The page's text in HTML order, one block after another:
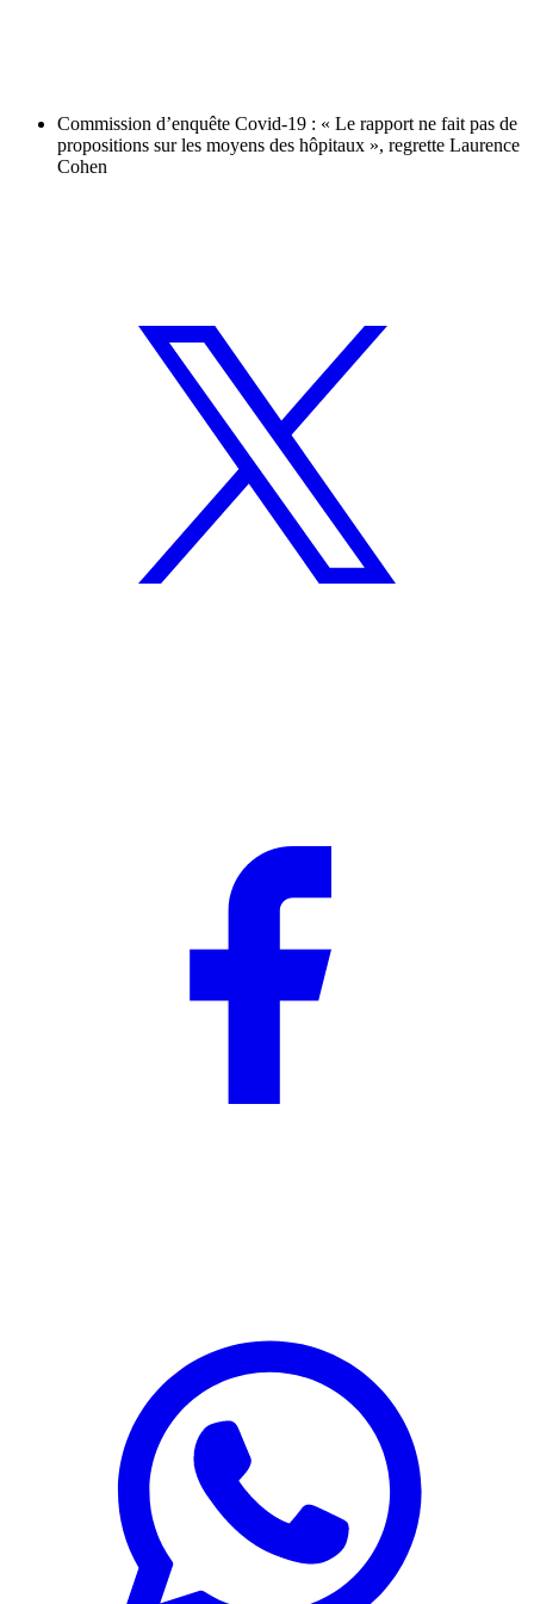
Commission d’enquête Covid-19 : « Le rapport ne fait pas de
propositions sur les moyens des hôpitaux », regrette Laurence
Cohen